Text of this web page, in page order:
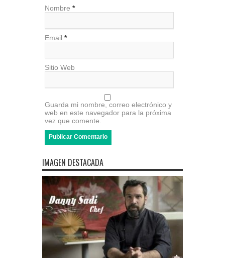
Nombre *
Email *
Sitio Web
Guarda mi nombre, correo electrónico y
web en este navegador para la próxima
vez que comente.
IMAGEN DESTACADA